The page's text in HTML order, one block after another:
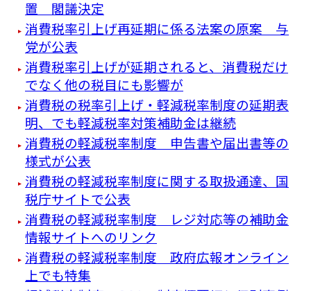
置 閣議決定
消費税率引上げ再延期に係る法案の原案 与
党が公表
消費税率引上げが延期されると、消費税だけ
でなく他の税目にも影響が
消費税の税率引上げ・軽減税率制度の延期表
明、でも軽減税率対策補助金は継続
消費税の軽減税率制度 申告書や届出書等の
様式が公表
消費税の軽減税率制度に関する取扱通達、国
税庁サイトで公表
消費税の軽減税率制度 レジ対応等の補助金
情報サイトへのリンク
消費税の軽減税率制度 政府広報オンライン
上でも特集